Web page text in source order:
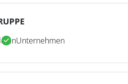
Unternehmen